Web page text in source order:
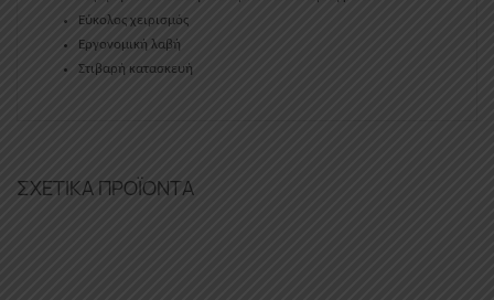
Εύκολος χειρισμός
Εργονομική λαβή
Στιβαρή κατασκευή
ΣΧΕΤΙΚΆ ΠΡΟΪΌΝΤΑ